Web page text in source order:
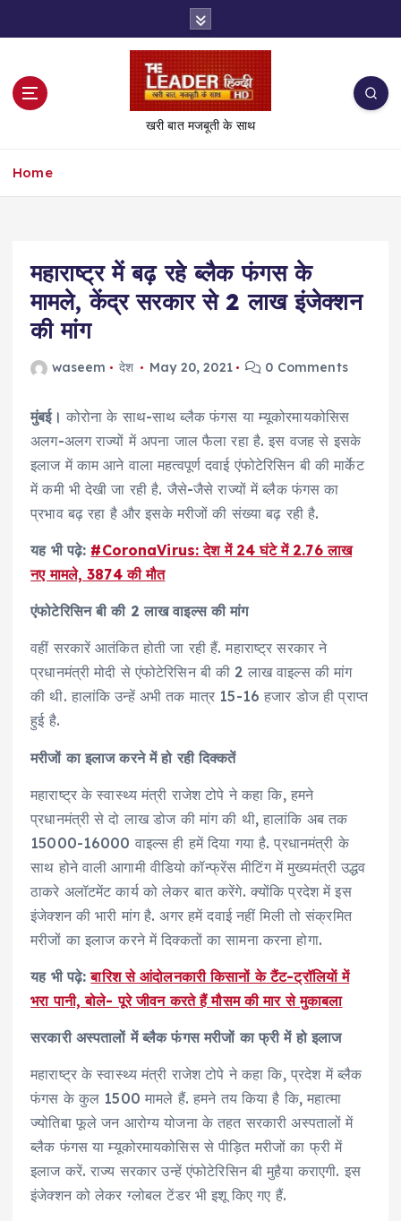
t
खरी बात मजबूती के साथ
Home
महाराष्ट्र में बढ़ रहे ब्लैक फंगस के
मामले, केंद्र सरकार से 2 लाख इंजेक्शन
की मांग
waseem देश May 20, 2021 0 Comments
मुंबई। कोरोना के साथ-साथ ब्लैक फंगस या म्यूकोरमायकोसिस
अलग-अलग राज्यों में अपना जाल फैला रहा है. इस वजह से इसके
इलाज में काम आने वाला महत्वपूर्ण दवाई एंफोटेरिसिन बी की मार्केट
में कमी भी देखी जा रही है. जैसे-जैसे राज्यों में ब्लैक फंगस का
प्रभाव बढ़ रहा है और इसके मरीजों की संख्या बढ़ रही है.
यह भी पढ़े: #CoronaVirus: देश में 24 घंटे में 2.76 लाख
नए मामले, 3874 की मौत
एंफोटेरिसिन बी की 2 लाख वाइल्स की मांग
वहीं सरकारें आतंकित होती जा रही हैं. महाराष्ट्र सरकार ने
प्रधानमंत्री मोदी से एंफोटेरिसिन बी की 2 लाख वाइल्स की मांग
की थी. हालांकि उन्हें अभी तक मात्र 15-16 हजार डोज ही प्राप्त
हुई है.
मरीजों का इलाज करने में हो रही दिक्कतें
महाराष्ट्र के स्वास्थ्य मंत्री राजेश टोपे ने कहा कि, हमने
प्रधानमंत्री से दो लाख डोज की मांग की थी, हालांकि अब तक
15000-16000 वाइल्स ही हमें दिया गया है. प्रधानमंत्री के
साथ होने वाली आगामी वीडियो कॉन्फ्रेंस मीटिंग में मुख्यमंत्री उद्धव
ठाकरे अलॉटमेंट कार्य को लेकर बात करेंगे. क्योंकि प्रदेश में इस
इंजेक्शन की भारी मांग है. अगर हमें दवाई नहीं मिली तो संक्रमित
मरीजों का इलाज करने में दिक्कतों का सामना करना होगा.
यह भी पढ़े:बारिश से आंदोलनकारी किसानों के टैंट-ट्रॉलियाें में
भरा पानी, बोले- पूरे जीवन करते हैं मौसम की मार से मुकाबला
सरकारी अस्पतालों में ब्लैक फंगस मरीजों का फ्री में हो इलाज
महाराष्ट्र के स्वास्थ्य मंत्री राजेश टोपे ने कहा कि, प्रदेश में ब्लैक
फंगस के कुल 1500 मामले हैं. हमने तय किया है कि, महात्मा
ज्योतिबा फूले जन आरोग्य योजना के तहत सरकारी अस्पतालों में
ब्लैक फंगस या म्यूकोरमायकोसिस से पीड़ित मरीजों का फ्री में
इलाज करें. राज्य सरकार उन्हें एंफोटेरिसिन बी मुहैया कराएगी. इस
इंजेक्शन को लेकर ग्लोबल टेंडर भी इशू किए गए हैं.